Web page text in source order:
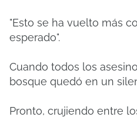
"Esto se ha vuelto más
esperado".
Cuando todos los
bosque quedó en un
Pronto, crujiendo entre